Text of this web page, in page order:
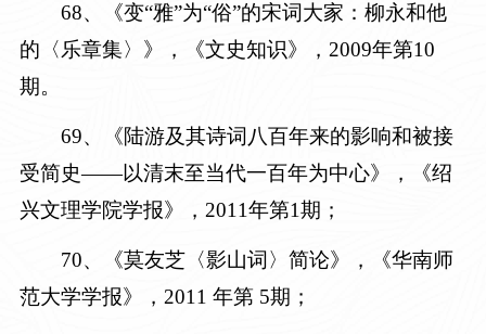
68、《变“雅”为“俗”的宋词大家：柳永和他
的 〈乐章集〉》
，《文史知识》，2009年第10
期。
69、《陆游及其诗词八百年来的影响和被接
受简史——以清末至当代一百年为中心》，《绍
兴文理学院学报》， 2011年第1期 ；
70、《莫友芝〈影山词〉简论》，《华南师
范大学学报》， 2011 年第 5期 ；